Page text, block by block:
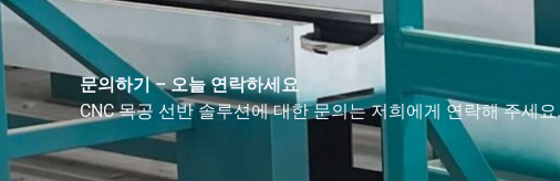
문의하기 – 오늘 연락하세요
CNC 목공 선반 솔루션에 대한 문의는 저희에게 연락해 주세